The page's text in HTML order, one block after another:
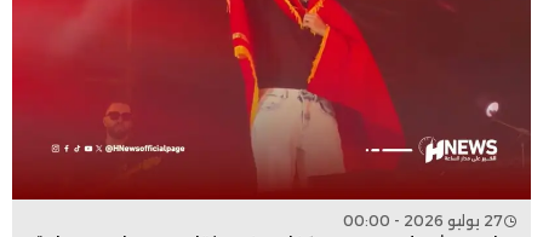
27 يوليو 2026 - 00:00